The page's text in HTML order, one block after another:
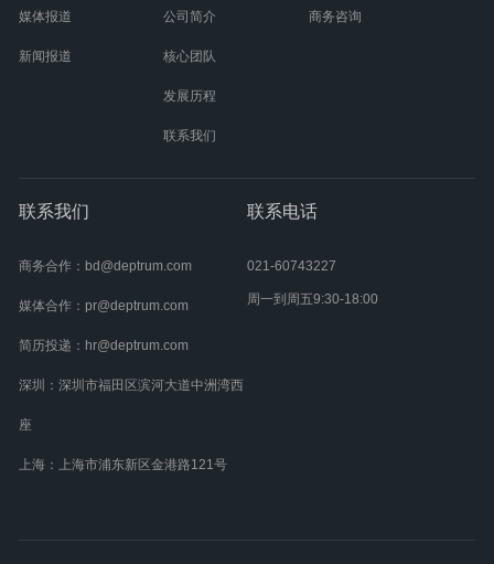
媒体报道
新闻报道
公司简介
核心团队
发展历程
联系我们
商务咨询
联系我们
商务合作：bd@deptrum.com
媒体合作：pr@deptrum.com
简历投递：hr@deptrum.com
深圳：深圳市福田区滨河大道中洲湾西
座
上海：上海市浦东新区金港路121号
联系电话
021-60743227
周一到周五9:30-18:00